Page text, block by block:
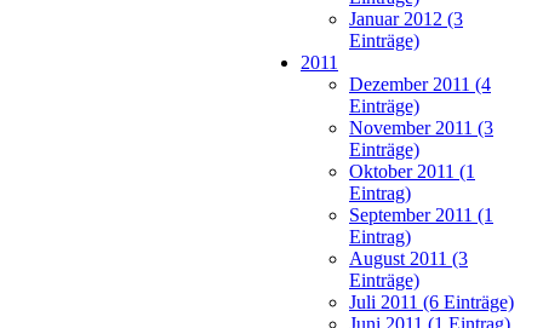
Januar 2012 (3
Einträge)
2011
Dezember 2011 (4
Einträge)
November 2011 (3
Einträge)
Oktober 2011 (1
Eintrag)
September 2011 (1
Eintrag)
August 2011 (3
Einträge)
Juli 2011 (6 Einträge)